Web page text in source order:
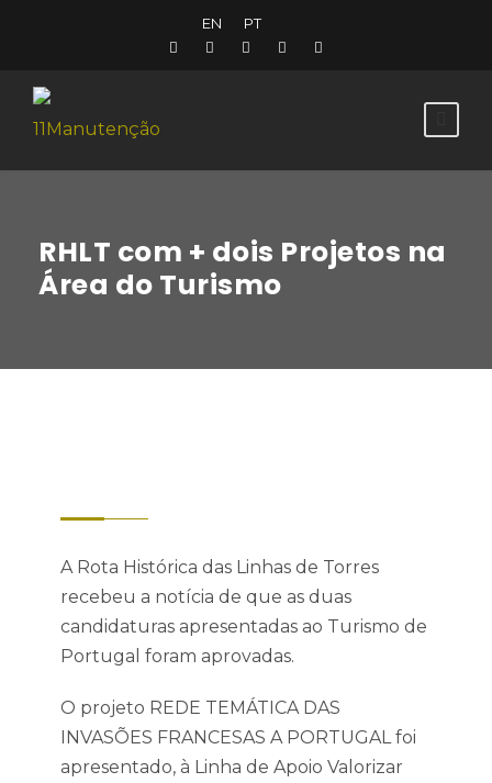
EN PT
RHLT com + dois Projetos na
Área do Turismo
A Rota Histórica das Linhas de Torres
recebeu a notícia de que as duas
candidaturas apresentadas ao Turismo de
Portugal foram aprovadas.
O projeto REDE TEMÁTICA DAS
INVASÕES FRANCESAS A PORTUGAL foi
apresentado, à Linha de Apoio Valorizar